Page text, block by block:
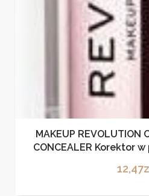
MAKEUP REVOLUTION
CONCEALER Korektor
12,47